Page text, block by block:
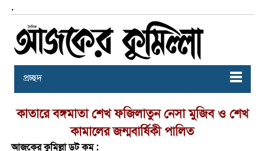
,
প্রচ্ছদ
কাতারে বঙ্গমাতা শেখ ফজিলাতুন নেসা মুজিব ও শেখ
কামালের জন্মবার্ষিকী পালিত
আজকের কুমিল্লা ডট কম :